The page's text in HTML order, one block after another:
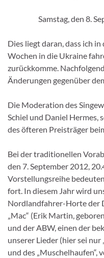
Samstag, den 8.
Dies liegt daran, dass ich
Wochen in die Ukraine
zurückkomme.
Änderungen gegenüber
Die Moderation des
Schiel und Daniel Hermes,
des öfteren Preisträger
Bei der traditionellen
den 7. September 2012,
Vorstellungsreihe
fort. In diesem Jahr wird
Nordlandfahrer-Horte der
„Mac“ (Erik Martin,
und der ABW, einen der
unserer Lieder (hier sei
und des „Muschelhaufen“,